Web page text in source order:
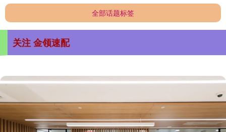
全部话题标签
关注 金领速配